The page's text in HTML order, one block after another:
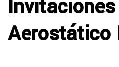
Aerostático